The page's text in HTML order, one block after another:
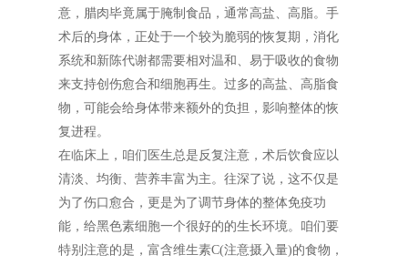
意，腊肉毕竟属于腌制食品，通常高盐、高脂。手
术后的身体，正处于一个较为脆弱的恢复期，消化
系统和新陈代谢都需要相对温和、易于吸收的食物
来支持创伤愈合和细胞再生。过多的高盐、高脂食
物，可能会给身体带来额外的负担，影响整体的恢
复进程。
在临床上，咱们医生总是反复注意，术后饮食应以
清淡、均衡、营养丰富为主。往深了说，这不仅是
为了伤口愈合，更是为了调节身体的整体免疫功
能，给黑色素细胞一个很好的的生长环境。咱们要
特别注意的是，富含维生素C(注意摄入量)的食物，